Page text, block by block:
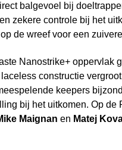
balgevoel bij
zekere controle bij het
de wreef voor een
Nanostrike+ oppervlak
constructie
keepers
bij het uitkomen. Op de
Maignan en Matej